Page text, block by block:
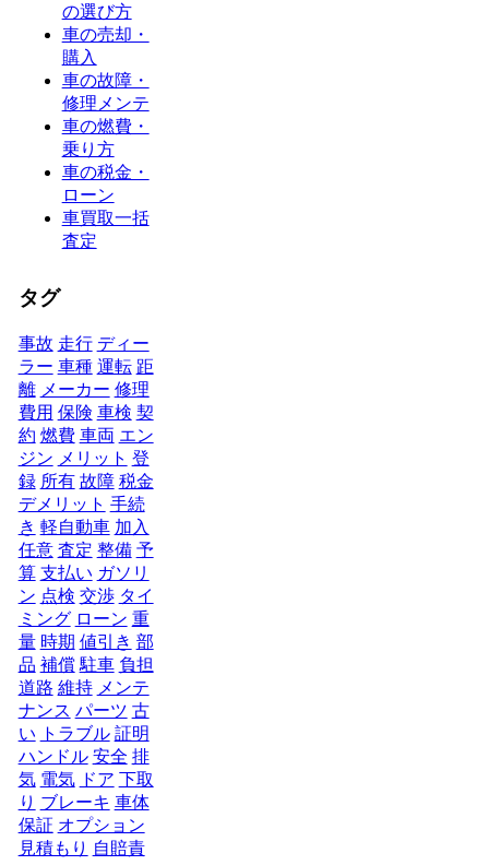
の選び方
車の売却・
購入
車の故障・
修理メンテ
車の燃費・
乗り方
車の税金・
ローン
車買取一括
査定
タグ
事故 走行 ディー
ラー 車種 運転 距
離 メーカー 修理
費用 保険 車検 契
約 燃費 車両 エン
ジン メリット 登
録 所有 故障 税金
デメリット 手続
き 軽自動車 加入
任意 査定 整備 予
算 支払い ガソリ
ン 点検 交渉 タイ
ミング ローン 重
量 時期 値引き 部
品 補償 駐車 負担
道路 維持 メンテ
ナンス パーツ 古
い
トラブル 証明
ハンドル 安全 排
気 電気 ドア 下取
り ブレーキ 車体
保証 オプション
見積もり 自賠責